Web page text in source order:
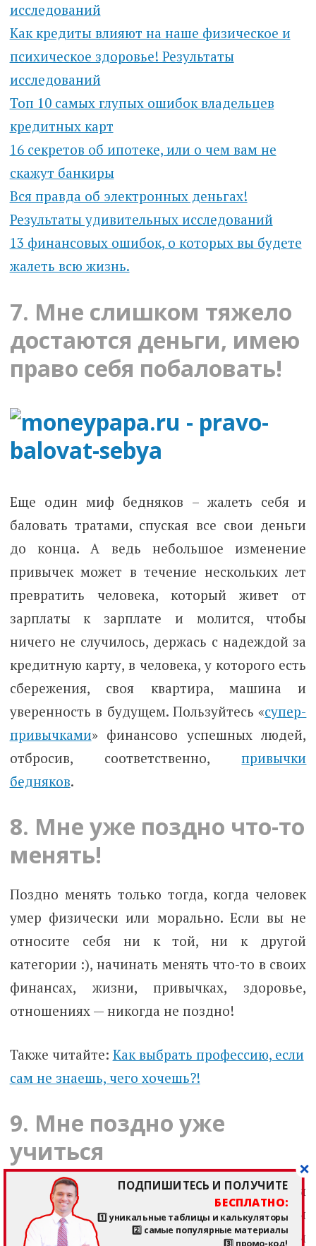
исследований
Как кредиты влияют на наше физическое и
психическое здоровье! Результаты
исследований
Топ 10 самых глупых ошибок владельцев
кредитных карт
16 секретов об ипотеке, или о чем вам не
скажут банкиры
Вся правда об электронных деньгах!
Результаты удивительных исследований
13 финансовых ошибок, о которых вы будете
жалеть всю жизнь.
7. Мне слишком тяжело
достаются деньги, имею
право себя побаловать!
Еще один миф бедняков – жалеть себя и
баловать тратами, спуская все свои деньги
до конца. А ведь небольшое изменение
привычек может в течение нескольких лет
превратить человека, который живет от
зарплаты к зарплате и молится, чтобы
ничего не случилось, держась с надеждой за
кредитную карту, в человека, у которого есть
сбережения, своя квартира, машина и
уверенность в будущем. Пользуйтесь «супер-
привычками» финансово успешных людей,
отбросив, соответственно,привычки
бедняков.
8. Мне уже поздно что-то
менять!
Поздно менять только тогда, когда человек
умер физически или морально. Если вы не
относите себя ни к той, ни к другой
категории :), начинать менять что-то в своих
финансах, жизни, привычках, здоровье,
отношениях — никогда не поздно!
Также читайте: Как выбрать профессию, если
сам не знаешь, чего хочешь?!
9. Мне поздно уже
учиться
Продолжая предыдущий миф. Учиться
никогда не поздно! Мозги, как и тело, если
их не тренировать – атрофируются и
ПОДПИШИТЕСЬ И ПОЛУЧИТЕ
БЕСПЛАТНО:
1️⃣ уникальные таблицы и калькуляторы
2️⃣ самые популярные материалы
3️⃣ промо-код!